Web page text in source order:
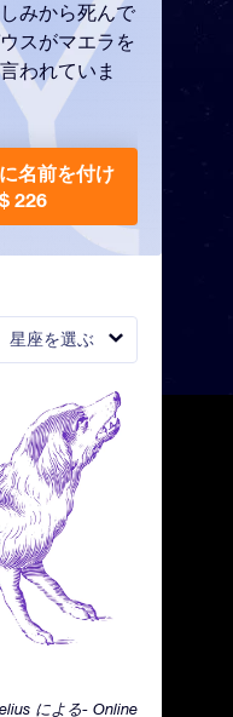
星座を選ぶ
による- Online
みから死んで
スがマエラを
われていま
名前を付け
226